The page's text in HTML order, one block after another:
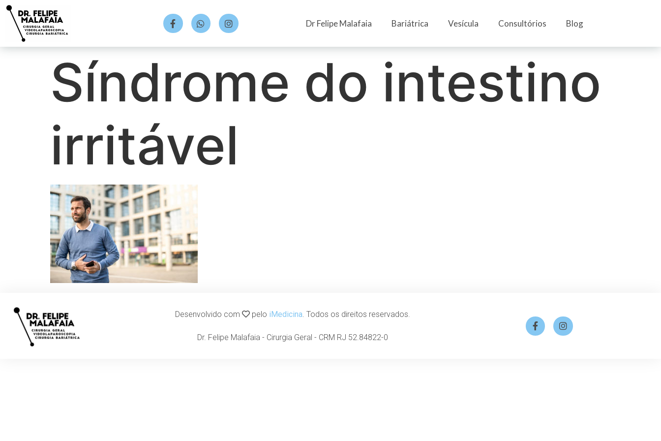
Dr Felipe Malafaia Bariátrica Vesícula Consultórios Blog
Síndrome do intestino
irritável
Desenvolvido com pelo iMedicina. Todos os direitos reservados.
Dr. Felipe Malafaia - Cirurgia Geral - CRM RJ 52.84822-0